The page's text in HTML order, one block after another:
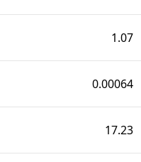
1.07
0.00064
17.23